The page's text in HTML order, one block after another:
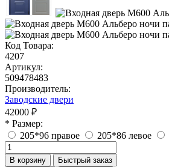
Код Товара:
4207
Артикул:
509478483
Производитель:
Заводские двери
42000 ₽
* Размер:
205*96 правое
205*86 левое
В корзину
Быстрый заказ